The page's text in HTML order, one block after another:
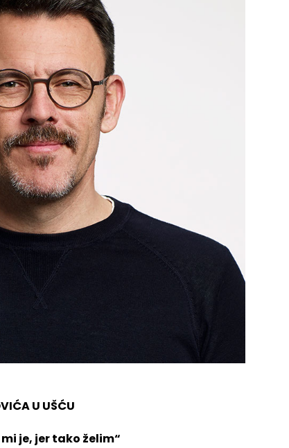
U UŠĆU
je, jer tako želim“